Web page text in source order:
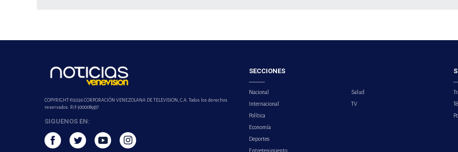
COPYRIGHT ©2026 CORPORACIÓN VENEZOLANA DE TELEVISION, C.A. Todos los derechos
reservados. Rif-j000089337
SIGUENOS EN:
SECCIONES
Nacional
Internacional
Política
Economía
Deportes
Entretenimiento
Salud
TV